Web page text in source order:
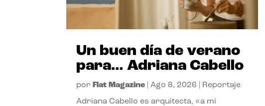
Un buen día de verano
para… Adriana Cabello
por Flat Magazine |Ago 8, 2026 Reportaje
Adriana Cabello es arquitecta, «a mi